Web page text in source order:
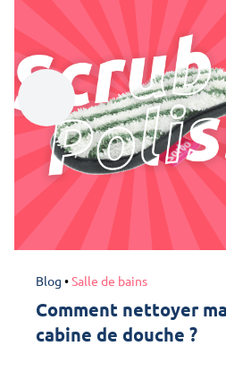
Blog •Salle de bains
Comment nettoyer ma
cabine de douche ?